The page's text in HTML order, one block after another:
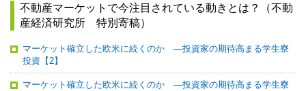
不動産マーケットで今注目されている動きとは？（不動
産経済研究所 特別寄稿）
マーケット確立した欧米に続くのか ―投資家の期待高まる学生寮
投資【2】
マーケット確立した欧米に続くのか ―投資家の期待高まる学生寮